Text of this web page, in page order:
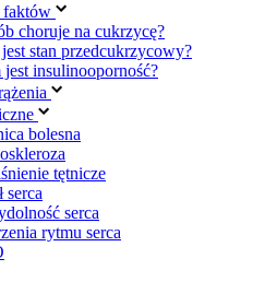
faktów
choruje na cukrzycę?
stan przedcukrzycowy?
jest insulinooporność?
bolesna
tętnicze
serca
serca
rytmu serca